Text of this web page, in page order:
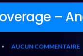
–
• AUCUN COMMENTAIRE